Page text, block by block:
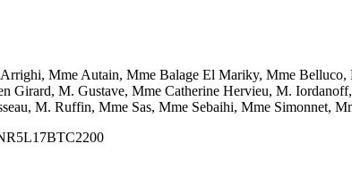
Mme Autain, Mme Balage El Mariky, Mme
Girard, M. Gustave, Mme Catherine Hervieu, M.
M. Ruffin, Mme Sas, Mme Sebaihi, Mme Simonnet,